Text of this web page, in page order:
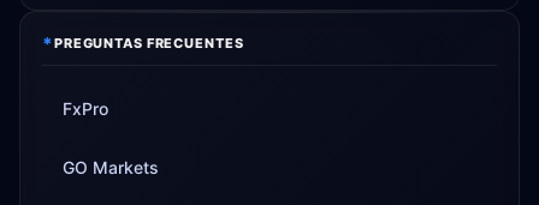
*PREGUNTAS FRECUENTES
FxPro
GO Markets